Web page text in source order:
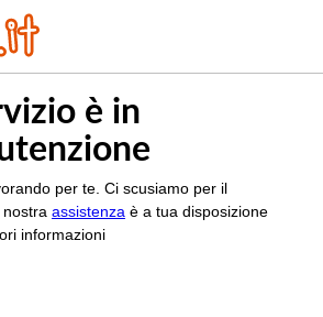
è in
per te. Ci scusiamo per il
assistenza è a tua disposizione
informazioni